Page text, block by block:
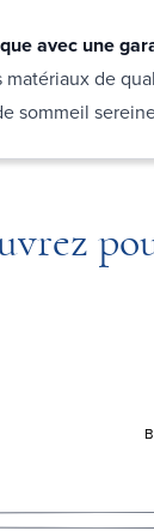
avec une
de
sommeil